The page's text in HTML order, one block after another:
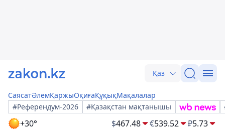
Қаз
СаясатӘлемҚаржыОқиғаҚұқықМақалалар
#Референдум-2026
#Қазақстан мақтанышы
+30° $467.48 €539.52 ₽5.73